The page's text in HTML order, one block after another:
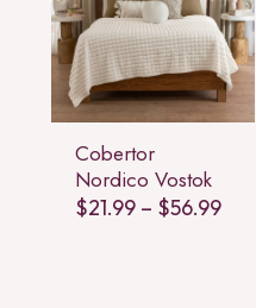
Cobertor
Nordico Vostok
$21.99 – $56.99Price